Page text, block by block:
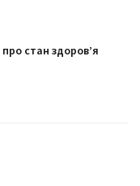
стан здоров’я